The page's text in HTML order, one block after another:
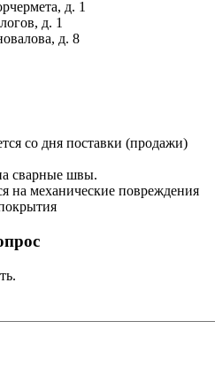
д. 1
д. 1
д. 8
со дня поставки (продажи)
сварные швы.
на механические повреждения